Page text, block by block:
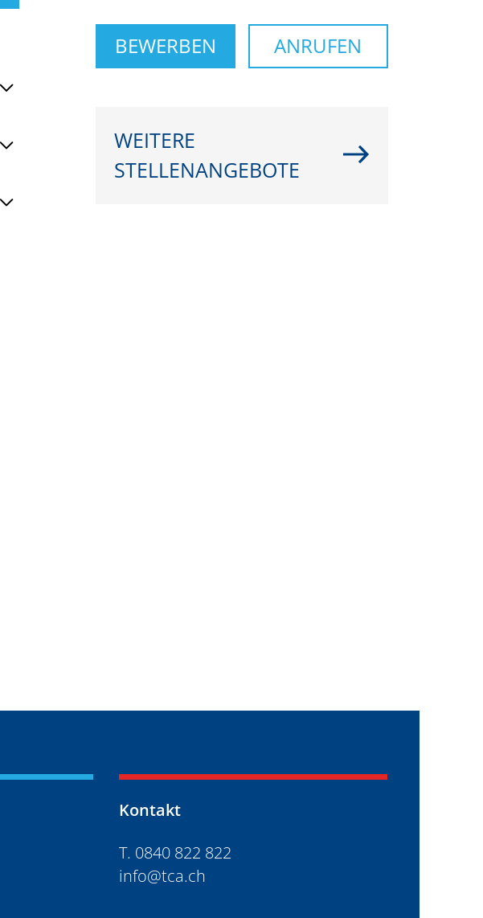
BEWERBEN ANRUFEN
WEITERE
STELLENANGEBOTE
Kontakt
T. 0840 822 822
info@tca.ch